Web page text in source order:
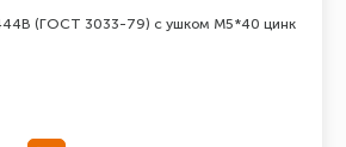
(ГОСТ 3033-79) с ушком М5*40 цинк